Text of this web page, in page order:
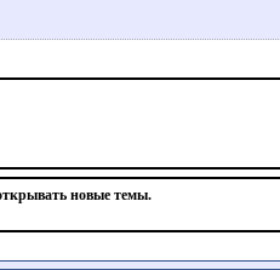
новые темы.